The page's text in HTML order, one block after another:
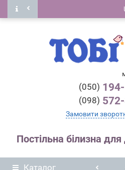
(050)
(098)
Замовити
Постільна білизна
Каталог